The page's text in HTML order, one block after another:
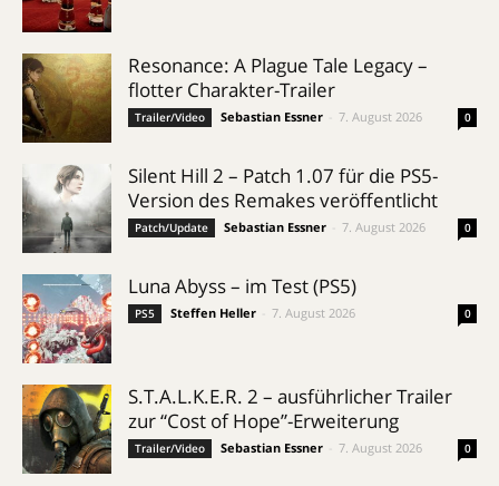
Resonance: A Plague Tale Legacy –
flotter Charakter-Trailer
Trailer/Video Sebastian Essner 7. August 2026 0
Silent Hill 2 – Patch 1.07 für die PS5-
Version des Remakes veröffentlicht
Patch/Update Sebastian Essner 7. August 2026 0
Luna Abyss – im Test (PS5)
PS5 Steffen Heller 7. August 2026 0
S.T.A.L.K.E.R. 2 – ausführlicher Trailer
zur “Cost of Hope”-Erweiterung
Trailer/Video Sebastian Essner 7. August 2026 0